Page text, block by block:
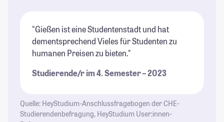
"Gießen ist eine Studentenstadt und hat
dementsprechend Vieles für Studenten zu
humanen Preisen zu bieten."
Studierende/r im 4. Semester – 2023
Quelle: HeyStudium-Anschlussfragebogen der CHE-
Studierendenbefragung, HeyStudium User:innen-